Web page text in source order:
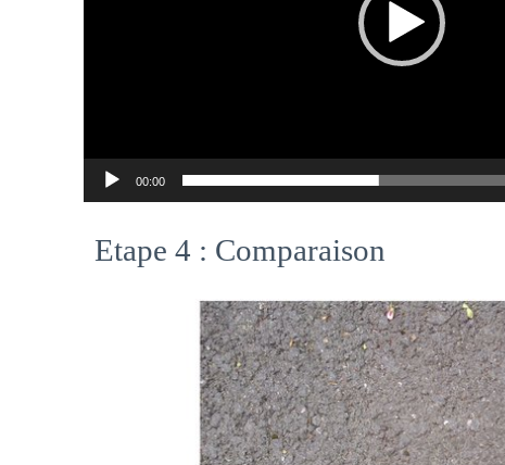
00:00
Etape 4 : Comparaison